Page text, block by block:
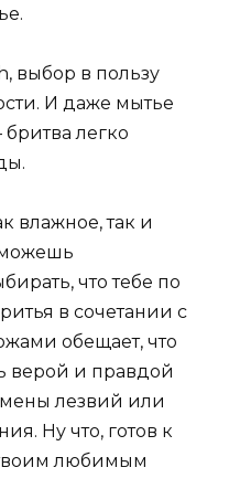
выбор в пользу
И даже мытье
бритва легко
влажное, так и
можешь
что тебе по
в сочетании с
обещает, что
верой и правдой
лезвий или
Ну что, готов к
твоим любимым